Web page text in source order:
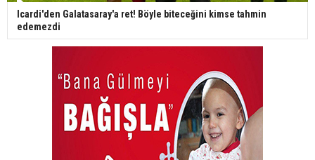
Icardi'den Galatasaray'a ret! Böyle biteceğini kimse tahmin
edemezdi